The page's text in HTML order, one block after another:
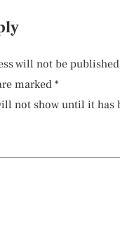
will not be
marked *
not show until it has